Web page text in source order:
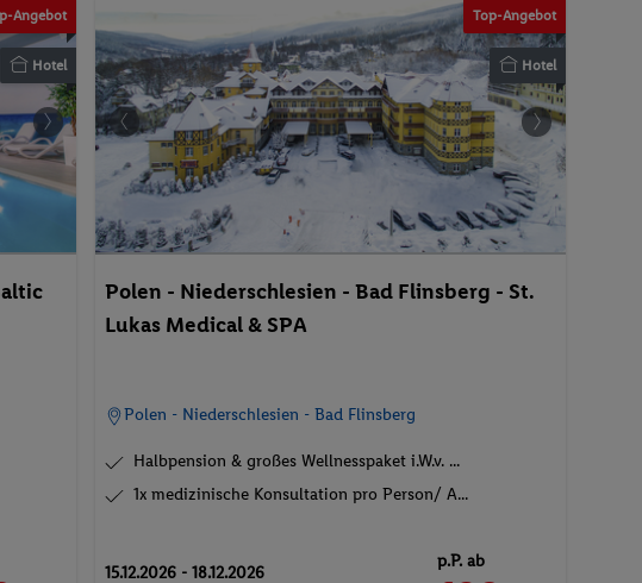
Angebot
Hotel
Top-Angebot
Hotel
Polen - Niederschlesien - Bad Flinsberg - St.
Lukas Medical & SPA
Polen - Niederschlesien - Bad Flinsberg
Halbpension & großes Wellnesspaket i.W.v. ...
1x medizinische Konsultation pro Person/ A...
15.12.2026 - 18.12.2026
p.P. ab